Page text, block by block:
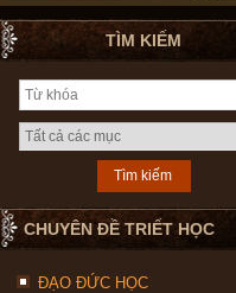
TÌM KIẾM
CHUYÊN ĐỀ TRIẾT HỌC
ĐẠO ĐỨC HỌC